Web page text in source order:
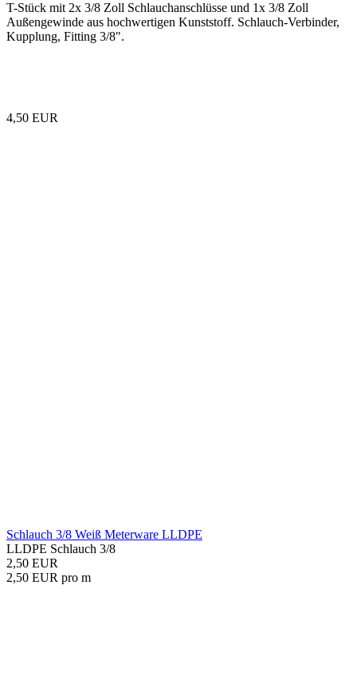
T-Stück mit 2x 3/8 Zoll Schlauchanschlüsse und 1x 3/8 Zoll
Außengewinde aus hochwertigen Kunststoff. Schlauch-Verbinder,
Kupplung, Fitting 3/8".
4,50 EUR
Schlauch 3/8 Weiß Meterware LLDPE
LLDPE Schlauch 3/8
2,50 EUR
2,50 EUR pro m